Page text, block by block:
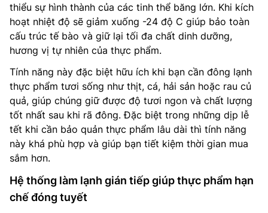
thiểu sự hình thành của các tinh thể băng lớn. Khi kích
hoạt nhiệt độ sẽ giảm xuống -24 độ C giúp bảo toàn
cấu trúc tế bào và giữ lại tối đa chất dinh dưỡng,
hương vị tự nhiên của thực phẩm.
Tính năng này đặc biệt hữu ích khi bạn cần đông lạnh
thực phẩm tươi sống như thịt, cá, hải sản hoặc rau củ
quả, giúp chúng giữ được độ tươi ngon và chất lượng
tốt nhất sau khi rã đông. Đặc biệt trong những dịp lễ
tết khi cần bảo quản thực phẩm lâu dài thì tính năng
này khá phù hợp và giúp bạn tiết kiệm thời gian mua
sắm hơn.
Hệ thống làm lạnh gián tiếp giúp thực phẩm hạn
chế đóng tuyết